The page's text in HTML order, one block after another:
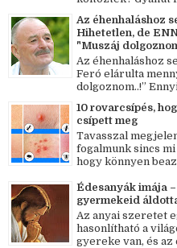
Az éhenhaláshoz
Hihetetlen, de
"Muszáj
Az éhenhaláshoz
Feró elárulta
dolgoznom..!”
10 rovarcsípés,
csípett meg
Tavasszal
fogalmunk sincs
hogy könnyen
Édesanyák imája
gyermekeid
Az anyai szeretet
hasonlítható a
gyereke van, és az